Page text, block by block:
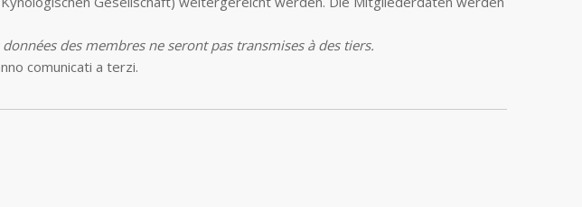
des membres ne seront pas transmises à des tiers.
comunicati a terzi.